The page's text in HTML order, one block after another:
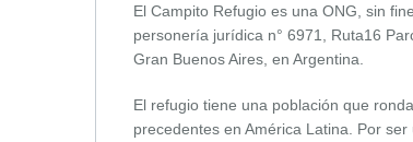
El Campito Refugio es una ONG, sin
personería jurídica n° 6971, Ruta16
Gran Buenos Aires, en Argentina.
El refugio tiene una población que
precedentes en América Latina. Por